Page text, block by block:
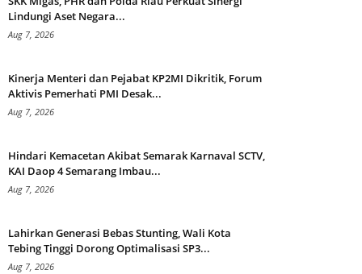
Lindungi Aset Negara...
Aug 7, 2026
Kinerja Menteri dan Pejabat KP2MI Dikritik, Forum
Aktivis Pemerhati PMI Desak...
Aug 7, 2026
Hindari Kemacetan Akibat Semarak Karnaval SCTV,
KAI Daop 4 Semarang Imbau...
Aug 7, 2026
Lahirkan Generasi Bebas Stunting, Wali Kota
Tebing Tinggi Dorong Optimalisasi SP3...
Aug 7, 2026